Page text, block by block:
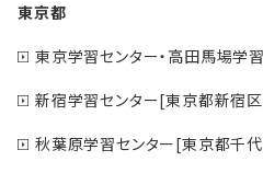
東京都
東京学習センター・高田馬場学
新宿学習センター[東京都新宿
秋葉原学習センター[東京都千